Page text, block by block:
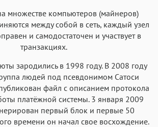
множестве компьютеров (майнеров)
между собой в сеть, каждый узел
и самодостаточен и участвует в
транзакциях.
зародились в 1998 году. В 2008 году
людей под псевдонимом Сатоси
файл с описанием протокола
платёжной системы. 3 января 2009
первый блок и первые 50
времени он начал свое восхождение.